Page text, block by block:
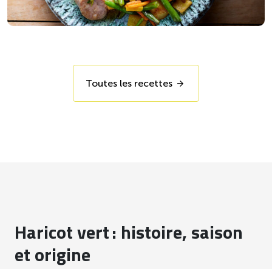
Toutes les recettes
Haricot vert : histoire, saison
et origine